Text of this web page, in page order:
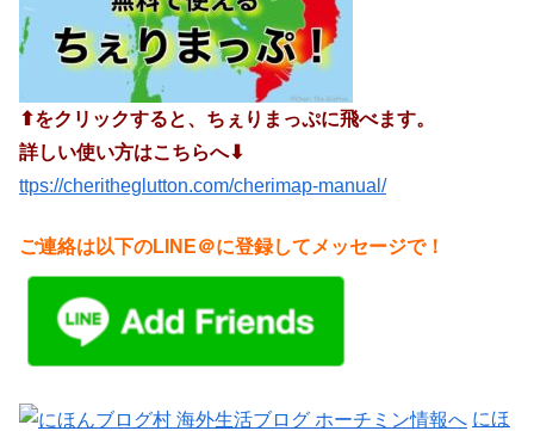
⬆︎をクリックすると、ちぇりまっぷに飛べます。
詳しい使い方はこちらへ⬇︎
ttps://cheritheglutton.com/cherimap-manual/
ご連絡は以下のLINE＠に登録してメッセージで！
にほ